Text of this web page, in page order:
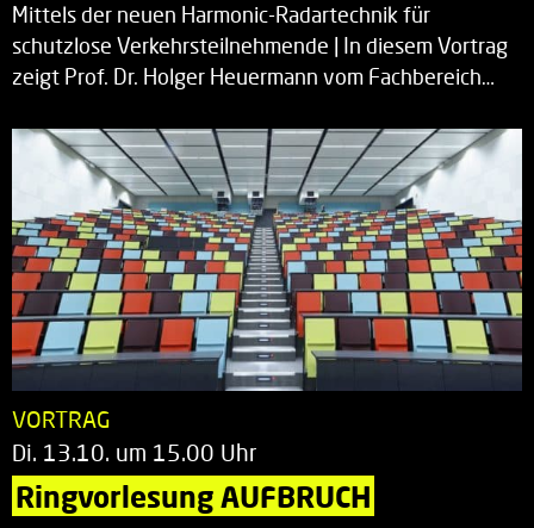
Mittels der neuen Harmonic-Radartechnik für
schutzlose Verkehrsteilnehmende | In diesem Vortrag
zeigt Prof. Dr. Holger Heuermann vom Fachbereich…
VORTRAG
Di. 13.10. um 15.00 Uhr
Ringvorlesung AUFBRUCH